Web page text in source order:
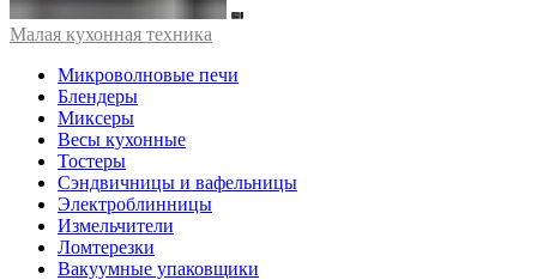
Малая кухонная техника
Микроволновые печи
Блендеры
Миксеры
Весы кухонные
Тостеры
Сэндвичницы и вафельницы
Электроблинницы
Измельчители
Ломтерезки
Вакуумные упаковщики